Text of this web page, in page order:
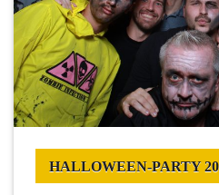
HALLOWEEN-PARTY